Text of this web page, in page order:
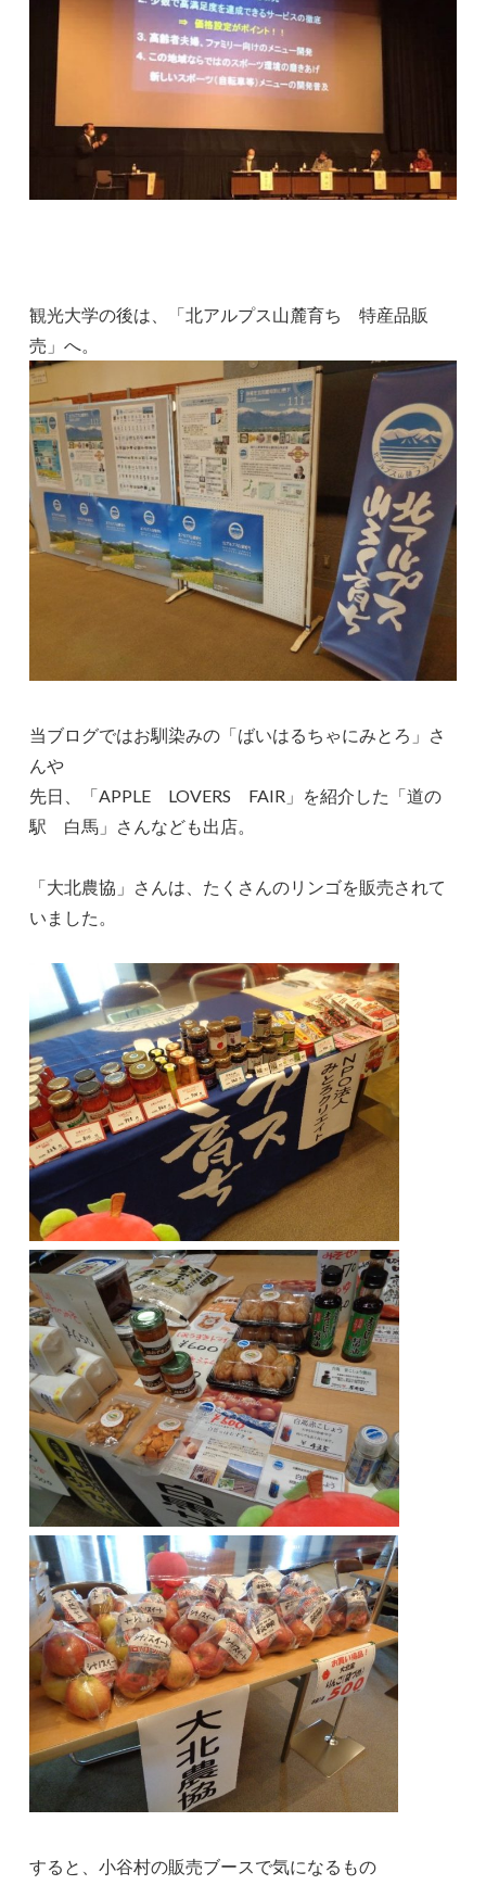
観光大学の後は、「北アルプス山麓育ち 特産品販
売」へ。
当ブログではお馴染みの「ばいはるちゃにみとろ」さ
んや
先日、「APPLE LOVERS FAIR」を紹介した「道の
駅 白馬」さんなども出店。
「大北農協」さんは、たくさんのリンゴを販売されて
いました。
すると、小谷村の販売ブースで気になるもの